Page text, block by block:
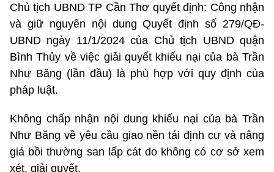
Chủ tịch UBND TP Cần Thơ quyết định: Công nhận
và giữ nguyên nội dung Quyết định số 279/QĐ-
UBND ngày 11/1/2024 của Chủ tịch UBND quận
Bình Thủy về việc giải quyết khiếu nại của bà Trần
Như Băng (lần đầu) là phù hợp với quy định của
pháp luật.
Không chấp nhận nội dung khiếu nại của bà Trần
Như Băng về yêu cầu giao nền tái định cư và nâng
giá bồi thường san lấp cát do không có cơ sở xem
xét, giải quyết.